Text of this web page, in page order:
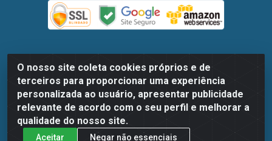
O nosso site coleta cookies próprios e de
terceiros para proporcionar uma experiência
personalizada ao usuário, apresentar publicidade
relevante de acordo com o seu perfil e melhorar a
qualidade do nosso site.
Aceitar Negar não essenciais
Dispan Distribuidora de Alimentos LTDA - Avenida Marechal
Mascarenhas De Moraes, 1048- Imbiribeira, Recife/PE - CEP
51.170-000 - CNPJ 30.779.584/0003-78